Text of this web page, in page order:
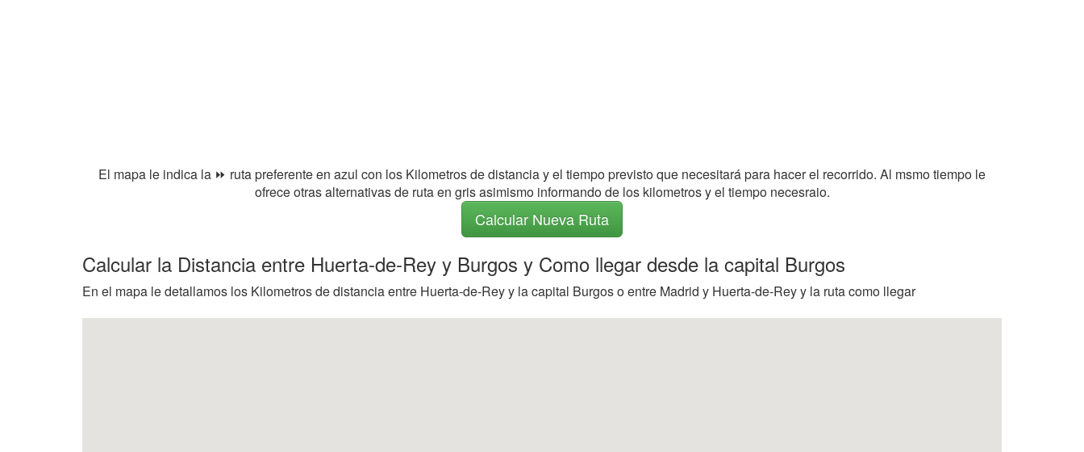
El mapa le indica la ⏩ ruta preferente en azul con los Kilometros de distancia y el tiempo previsto que necesitará para hacer el recorrido. Al msmo tiempo le
ofrece otras alternativas de ruta en gris asimismo informando de los kilometros y el tiempo necesraio.
Calcular Nueva Ruta
Calcular la Distancia entre Huerta-de-Rey y Burgos y Como llegar desde la capital Burgos
En el mapa le detallamos los Kilometros de distancia entre Huerta-de-Rey y la capital Burgos o entre Madrid y Huerta-de-Rey y la ruta como llegar